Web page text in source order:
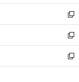
開
く
ウ
で
開
く
ン
ド
ウ
で
開
く
ウ
ィ
ン
ド
ウ
で
開
し
い
ウ
ィ
ン
ド
ウ
新
し
い
ウ
ィ
ン
新
し
い
ウ
新
し